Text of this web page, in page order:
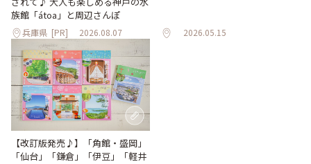
族館「átoa」と周辺さんぽ
兵庫県 [PR] 2026.08.07 2026.05.15
【改訂版発売♪】「角館・盛岡」
「仙台」「鎌倉」「伊豆」「軽井